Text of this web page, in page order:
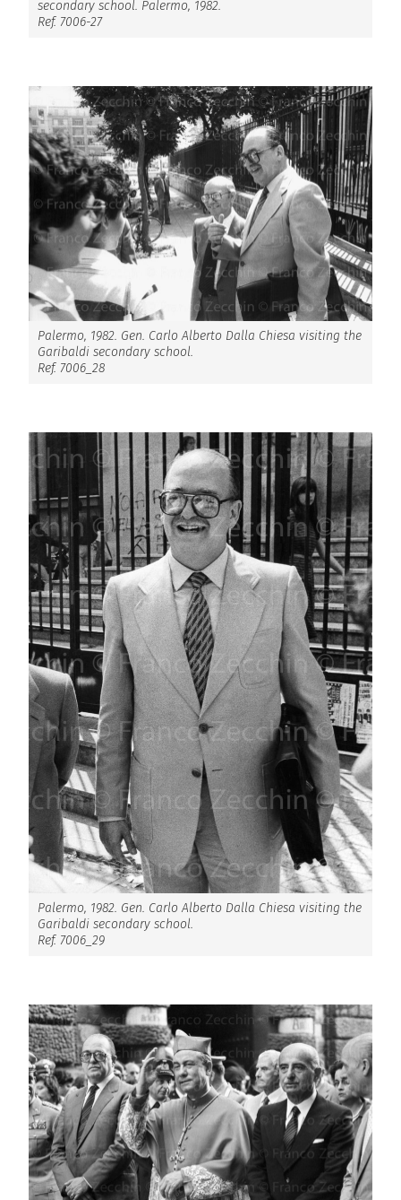
secondary school. Palermo, 1982.
Ref. 7006-27
Palermo, 1982. Gen. Carlo Alberto Dalla Chiesa visiting the
Garibaldi secondary school.
Ref. 7006_28
Palermo, 1982. Gen. Carlo Alberto Dalla Chiesa visiting the
Garibaldi secondary school.
Ref. 7006_29